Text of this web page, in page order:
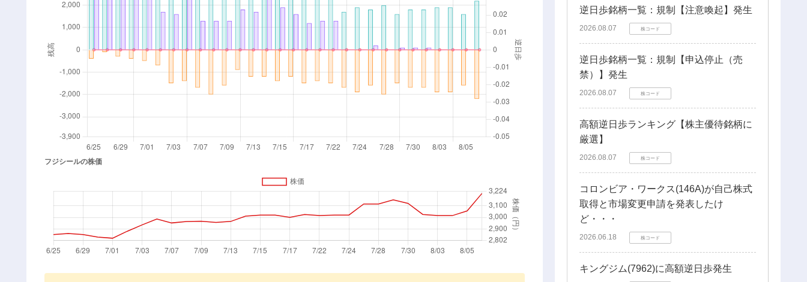
逆日歩銘柄一覧：規制【注意喚起】発生
2026.08.07 株コード
逆日歩銘柄一覧：規制【申込停止（売
禁）】発生
2026.08.07 株コード
高額逆日歩ランキング【株主優待銘柄に
厳選】
2026.08.07 株コード
コロンビア・ワークス(146A)が自己株式
取得と市場変更申請を発表したけ
ど・・・
2026.06.18 株コード
キングジム(7962)に高額逆日歩発生